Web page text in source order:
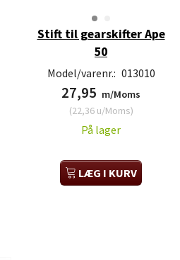
Stift til gearskifter Ape
50
Model/varenr.: 013010
27,95 m/Moms
(22,36u/Moms)
På lager
LÆG I KURV